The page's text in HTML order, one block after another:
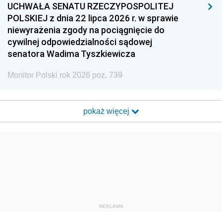
UCHWAŁA SENATU RZECZYPOSPOLITEJ
POLSKIEJ z dnia 22 lipca 2026 r. w sprawie
niewyrażenia zgody na pociągnięcie do
cywilnej odpowiedzialności sądowej
senatora Wadima Tyszkiewicza
Monitor Polski rok 2026 poz. 739
pokaż więcej
REKLAMA